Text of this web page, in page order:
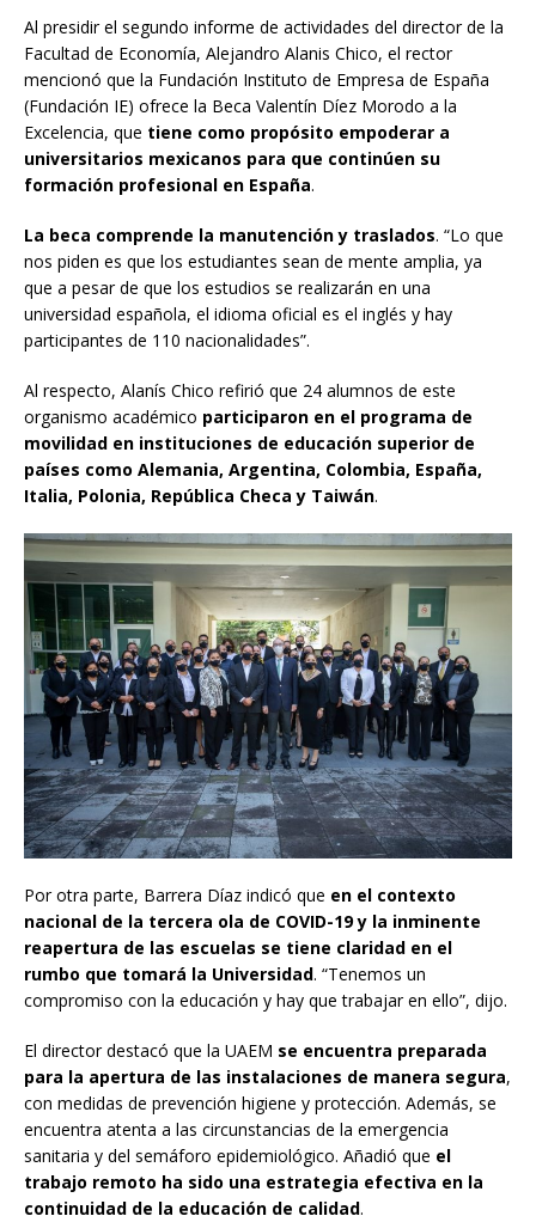
Al presidir el segundo informe de actividades del director de la
Facultad de Economía, Alejandro Alanis Chico, el rector
mencionó que la Fundación Instituto de Empresa de España
(Fundación IE) ofrece la Beca Valentín Díez Morodo a la
Excelencia, que tiene como propósito empoderar a
universitarios mexicanos para que continúen su
formación profesional en España.
La beca comprende la manutención y traslados. “Lo que
nos piden es que los estudiantes sean de mente amplia, ya
que a pesar de que los estudios se realizarán en una
universidad española, el idioma oficial es el inglés y hay
participantes de 110 nacionalidades”.
Al respecto, Alanís Chico refirió que 24 alumnos de este
organismo académico participaron en el programa de
movilidad en instituciones de educación superior de
países como Alemania, Argentina, Colombia, España,
Italia, Polonia, República Checa y Taiwán.
Por otra parte, Barrera Díaz indicó que en el contexto
nacional de la tercera ola de COVID-19 y la inminente
reapertura de las escuelas se tiene claridad en el
rumbo que tomará la Universidad. “Tenemos un
compromiso con la educación y hay que trabajar en ello”, dijo.
El director destacó que la UAEM se encuentra preparada
para la apertura de las instalaciones de manera segura,
con medidas de prevención higiene y protección. Además, se
encuentra atenta a las circunstancias de la emergencia
sanitaria y del semáforo epidemiológico. Añadió que el
trabajo remoto ha sido una estrategia efectiva en la
continuidad de la educación de calidad.